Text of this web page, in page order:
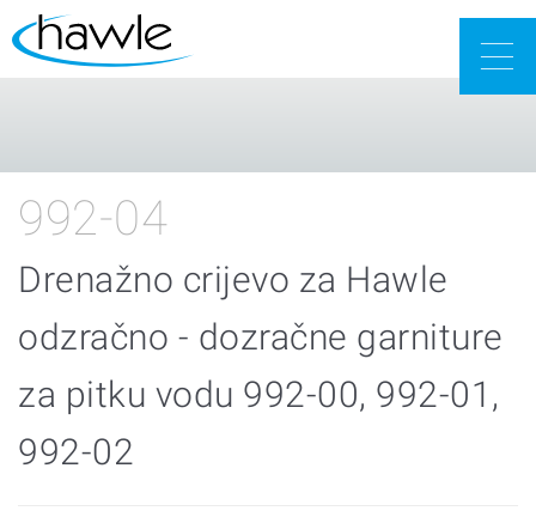
992-04
Drenažno crijevo za Hawle
odzračno - dozračne garniture
za pitku vodu 992-00, 992-01,
992-02